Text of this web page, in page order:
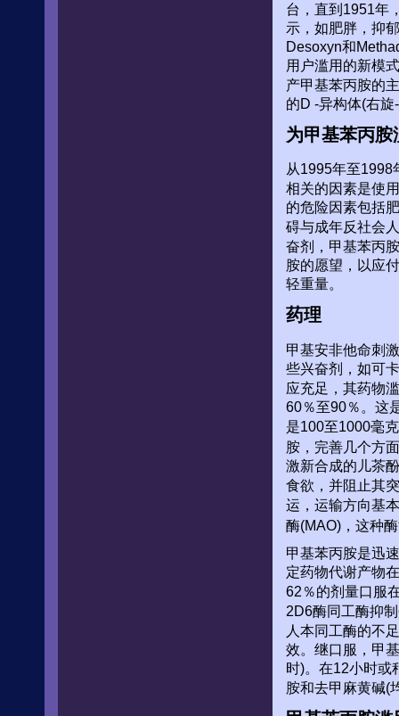
台，直到1951年
示，如肥胖，抑
Desoxyn和
用户滥用的新模
产甲基苯丙胺的
的D -异构体(右
为甲基苯丙
从1995年至1998
相关的因素是使
的危险因素包括
碍与成年反社会
奋剂，甲基苯丙
胺的愿望，以应
轻重量。
药理
甲基安非他命刺
些兴奋剂，如可
应充足，其药物
60％至90％。这
是100至1000毫
胺，完善几个方
激新合成的儿茶
食欲，并阻止其
运，运输方向基
酶(MAO)，这种
甲基苯丙胺是迅
定药物代谢产物
62％的剂量口服
2D6酶同工酶抑
人本同工酶的不
效。继口服，甲
时)。在12小时或
胺和去甲麻黄碱(